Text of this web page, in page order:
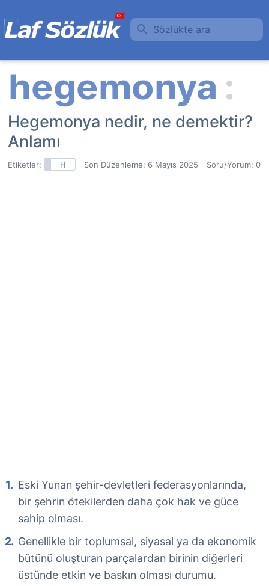
Sözlükte ara
Hegemonya nedir, ne demektir?
Anlamı
Etiketler: H Son Düzenleme: 6 Mayıs 2025 Soru/Yorum: 0
Eski Yunan şehir-devletleri federasyonlarında,
bir şehrin ötekilerden daha çok hak ve güce
sahip olması.
Genellikle bir toplumsal, siyasal ya da ekonomik
bütünü oluşturan parçalardan birinin diğerleri
üstünde etkin ve baskın olması durumu.